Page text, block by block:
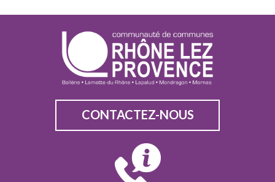
CONTACTEZ-NOUS